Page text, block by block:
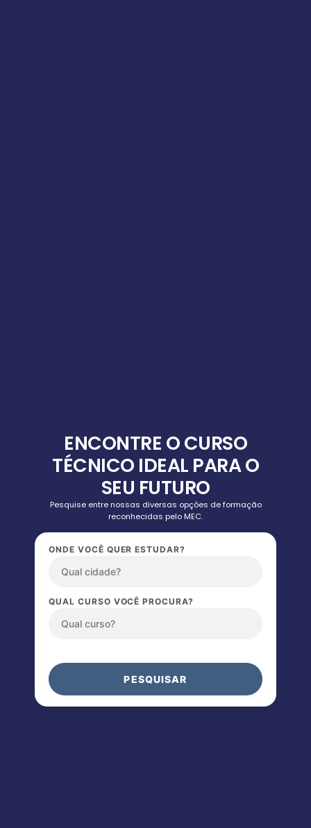
ENCONTRE O CURSO
TÉCNICO IDEAL PARA O
SEU FUTURO
Pesquise entre nossas diversas opções de formação
reconhecidas pelo MEC.
ONDE VOCÊ QUER ESTUDAR?
QUAL CURSO VOCÊ PROCURA?
PESQUISAR